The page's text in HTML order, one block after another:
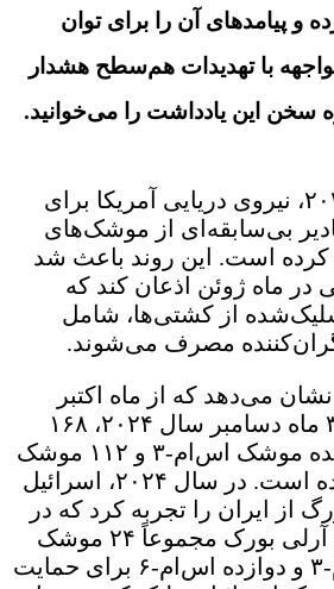
و پیامدهای آن را برای توان
با تهدیدات هم‌سطح هشدار
سخن این یادداشت را می‌خوانید.
از ماه اکتبر سال ۲۰۲۳، نیروی دریایی آمریکا برای
بی‌سابقه‌ای از موشک‌های
کرده است. این روند باعث شد
در ماه ژوئن اذعان کند که
از کشتی‌ها، شامل
می‌دهد که از ماه اکتبر
سال ۲۰۲۳ تا روز ۳۱ ماه دسامبر سال ۲۰۲۴، ۱۶۸
موشک اس‌ام-۲، هفده موشک اس‌ام-۳ و ۱۱۲ موشک
اس‌ام-۶ مصرف شده است. در سال ۲۰۲۴، اسرائیل
از ایران را تجربه کرد که در
آن آن چهار ناوشکن آرلی بورک مجموعاً ۲۴ موشک
شامل دوازده اس‌ام-۳ و دوازده اس‌ام-۶ برای حمایت